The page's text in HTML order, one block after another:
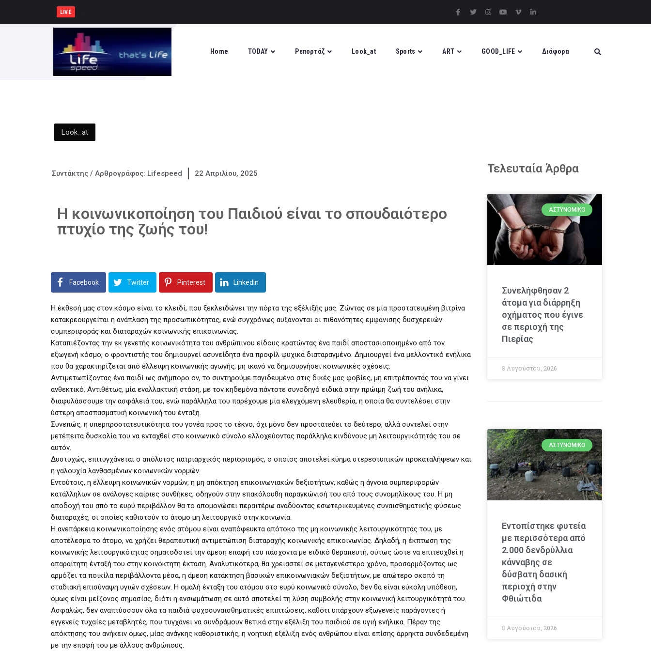
LIVE
Home TODAY Ρεπορτάζ Look_at Sports ART GOOD_LIFE Διάφορα
Look_at
Συντάκτης / Αρθρογράφος: Lifespeed 22 Απριλίου, 2025
Η κοινωνικοποίηση του Παιδιού είναι το σπουδαιότερο
πτυχίο της ζωής του!
Facebook Twitter Pinterest LinkedIn
Η έκθεσή μας στον κόσμο είναι το κλειδί, που ξεκλειδώνει την πόρτα της εξέλιξής μας. Ζώντας σε μία προστατευμένη βιτρίνα
κατακρεουργείται η ανάπλαση της προσωπικότητας, ενώ συγχρόνως αυξάνονται οι πιθανότητες εμφάνισης δυσχερειών
συμπεριφοράς και διαταραχών κοινωνικής επικοινωνίας.
Καταπιέζοντας την εκ γενετής κοινωνικότητα του ανθρώπινου είδους κρατώντας ένα παιδί αποστασιοποιημένο από τον
εξωγενή κόσμο, ο φροντιστής του δημιουργεί ασυνείδητα ένα προφίλ ψυχικά διαταραγμένο. Δημιουργεί ένα μελλοντικό ενήλικα
που θα χαρακτηρίζεται από έλλειψη κοινωνικής αγωγής, μη ικανό να δημιουργήσει κοινωνικές σχέσεις.
Αντιμετωπίζοντας ένα παιδί ως ανήμπορο ον, το συντηρούμε παγιδευμένο στις δικές μας φοβίες, μη επιτρέποντάς του να γίνει
ανθεκτικό. Αντιθέτως, μία εναλλακτική στάση, με τον κηδεμόνα πάντοτε συνοδηγό ειδικά στην πρώιμη ζωή του ανήλικα,
διαφυλάσσουμε την ασφάλειά του, ενώ παράλληλα του παρέχουμε μία ελεγχόμενη ελευθερία, η οποία θα συντελέσει στην
ύστερη αποσπασματική κοινωνική του ένταξη.
Συνεπώς, η υπερπροστατευτικότητα του γονέα προς το τέκνο, όχι μόνο δεν προστατεύει το δεύτερο, αλλά συντελεί στην
μετέπειτα δυσκολία του να ενταχθεί στο κοινωνικό σύνολο ελλοχεύοντας παράλληλα κινδύνους μη λειτουργικότητάς του σε
αυτόν.
Δυστυχώς, επιτυγχάνεται ο απόλυτος πατριαρχικός περιορισμός, ο οποίος αποτελεί κύημα στερεοτυπικών προκαταλήψεων και
η γαλουχία λανθασμένων κοινωνικών νορμών.
Εντούτοις, η έλλειψη κοινωνικών νορμών, η μη απόκτηση επικοινωνιακών δεξιοτήτων, καθώς η άγνοια συμπεριφορών
κατάλληλων σε ανάλογες καίριες συνθήκες, οδηγούν στην επακόλουθη παραγκώνισή του από τους συνομηλίκους του. Η μη
αποδοχή του από το ευρύ περιβάλλον θα το απομονώσει περαιτέρω αναδύοντας εσωτερικευμένες συναισθηματικής φύσεως
διαταραχές, οι οποίες καθιστούν το άτομο μη λειτουργικό στην κοινωνία.
Η ανεπάρκεια κοινωνικοποίησης ενός ατόμου είναι αναπόφευκτα απότοκο της μη κοινωνικής λειτουργικότητάς του, με
αποτέλεσμα το άτομο, να χρήζει θεραπευτική αντιμετώπιση διαταραχής κοινωνικής επικοινωνίας. Δηλαδή, η έκπτωση της
κοινωνικής λειτουργικότητας σηματοδοτεί την άμεση επαφή του πάσχοντα με ειδικό θεραπευτή, ούτως ώστε να επιτευχθεί η
απαραίτητη ένταξή του στην κοινόκτητη έκταση. Αναλυτικότερα, θα χρειαστεί σε μεταγενέστερο χρόνο, προσαρμόζοντας ως
αρμόζει τα ποικίλα περιβάλλοντα μέσα, η άμεση κατάκτηση βασικών επικοινωνιακών δεξιοτήτων, με απώτερο σκοπό τη
σταδιακή επισύναψη υγιών σχέσεων. Η ομαλή ένταξη του ατόμου στο ευρύ κοινωνικό σύνολο, δεν θα είναι εύκολη υπόθεση,
όμως είναι μείζονος σημασίας, διότι η ενσωμάτωση σε αυτό αποτελεί τη λύση συμβολής στην κοινωνική λειτουργικότητά του.
Ασφαλώς, δεν αναπτύσσουν όλα τα παιδιά ψυχοσυναισθηματικές επιπτώσεις, καθότι υπάρχουν εξωγενείς παράγοντες ή
εγγενείς τυχαίες μεταβλητές, που τυγχάνει να συνδράμουν θετικά στην εξέλιξη του παιδιού σε υγιή ενήλικα. Πέραν της
απόκτησης του ανήκειν όμως, μίας ανάγκης καθοριστικής, η νοητική εξέλιξη ενός ανθρώπου είναι επίσης άρρηκτα συνδεδεμένη
με την επαφή του με άλλους ανθρώπους.
Τελευταία Άρθρα
ΑΣΤΥΝΟΜΙΚΌ
Συνελήφθησαν 2
άτομα για διάρρηξη
οχήματος που έγινε
σε περιοχή της
Πιερίας
8 Αυγούστου, 2026
ΑΣΤΥΝΟΜΙΚΌ
Εντοπίστηκε φυτεία
με περισσότερα από
2.000 δενδρύλλια
κάνναβης σε
δύσβατη δασική
περιοχή στην
Φθιώτιδα
8 Αυγούστου, 2026